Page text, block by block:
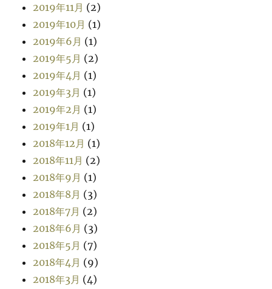
2019年11月 (2)
2019年10月 (1)
2019年6月 (1)
2019年5月 (2)
2019年4月 (1)
2019年3月 (1)
2019年2月 (1)
2019年1月 (1)
2018年12月 (1)
2018年11月 (2)
2018年9月 (1)
2018年8月 (3)
2018年7月 (2)
2018年6月 (3)
2018年5月 (7)
2018年4月 (9)
2018年3月 (4)